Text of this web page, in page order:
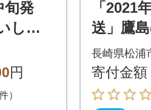
旬発
しか
円
）
「2021
送」鷹
タイ(約
長崎県松浦
寄付金額